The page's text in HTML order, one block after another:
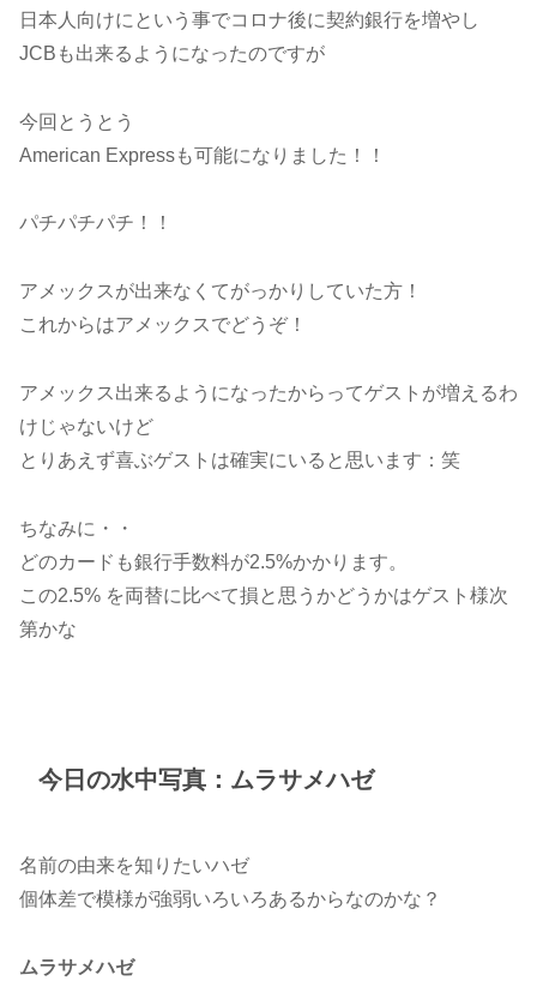
日本人向けにという事でコロナ後に契約銀行を増やし
JCBも出来るようになったのですが
今回とうとう
American Expressも可能になりました！！
パチパチパチ！！
アメックスが出来なくてがっかりしていた方！
これからはアメックスでどうぞ！
アメックス出来るようになったからってゲストが増えるわ
けじゃないけど
とりあえず喜ぶゲストは確実にいると思います：笑
ちなみに・・
どのカードも銀行手数料が2.5%かかります。
この2.5% を両替に比べて損と思うかどうかはゲスト様次
第かな
今日の水中写真：ムラサメハゼ
名前の由来を知りたいハゼ
個体差で模様が強弱いろいろあるからなのかな？
ムラサメハゼ